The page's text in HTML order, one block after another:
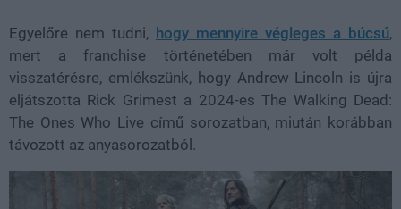
Egyelőre nem tudni, hogy mennyire végleges a búcsú,
mert a franchise történetében már volt példa
visszatérésre, emlékszünk, hogy Andrew Lincoln is újra
eljátszotta Rick Grimest a 2024-es The Walking Dead:
The Ones Who Live című sorozatban, miután korábban
távozott az anyasorozatból.